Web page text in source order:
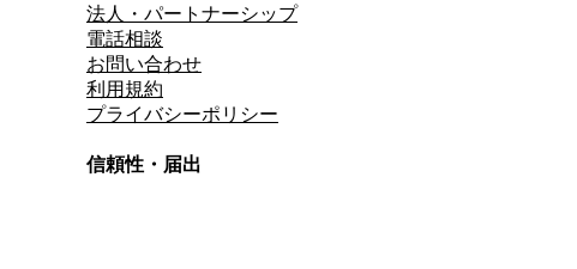
法人・パートナーシップ
電話相談
お問い合わせ
利用規約
プライバシーポリシー
信頼性・届出